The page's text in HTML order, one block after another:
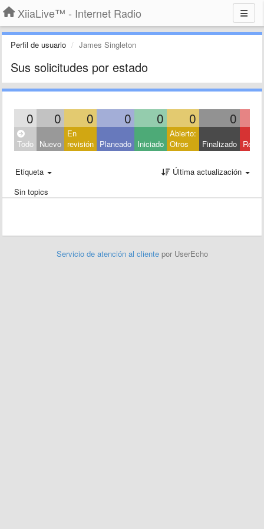
XiiaLive™ - Internet Radio
Perfil de usuario James Singleton
Sus solicitudes por estado
0 0 0 0 0 0 0
Todo Nuevo
En
revisión Planeado Iniciado
Abierto:
Otros
Finalizado
Etiqueta
Última actualización
Sin topics
Servicio de atención al cliente por UserEcho